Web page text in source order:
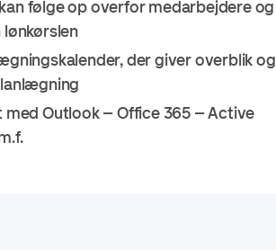
følge op overfor medarbejdere og
der giver overblik og
med Outlook – Office 365 – Active